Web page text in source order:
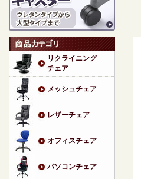
リクライニング
チェア
メッシュチェア
レザーチェア
オフィスチェア
パソコンチェア